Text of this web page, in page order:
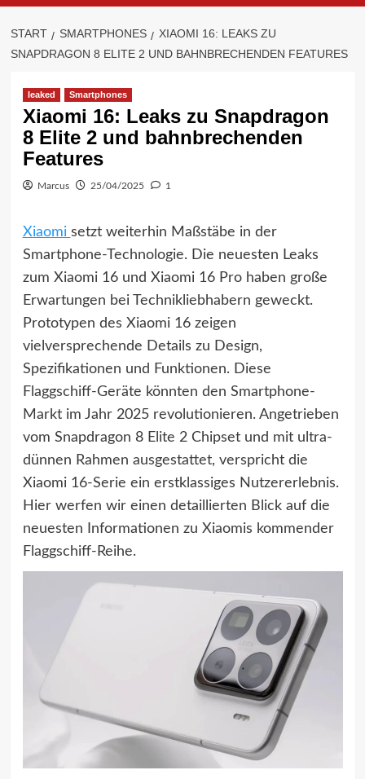
START SMARTPHONES
XIAOMI 16: LEAKS ZU
SNAPDRAGON 8 ELITE 2 UND BAHNBRECHENDEN FEATURES
leaked Smartphones
Xiaomi 16: Leaks zu Snapdragon
8 Elite 2 und bahnbrechenden
Features
Marcus 25/04/2025 1
Xiaomi setzt weiterhin Maßstäbe in der
Smartphone-Technologie. Die neuesten Leaks
zum Xiaomi 16 und Xiaomi 16 Pro haben große
Erwartungen bei Technikliebhabern geweckt.
Prototypen des Xiaomi 16 zeigen
vielversprechende Details zu Design,
Spezifikationen und Funktionen. Diese
Flaggschiff-Geräte könnten den Smartphone-
Markt im Jahr 2025 revolutionieren. Angetrieben
vom Snapdragon 8 Elite 2 Chipset und mit ultra-
dünnen Rahmen ausgestattet, verspricht die
Xiaomi 16-Serie ein erstklassiges Nutzererlebnis.
Hier werfen wir einen detaillierten Blick auf die
neuesten Informationen zu Xiaomis kommender
Flaggschiff-Reihe.